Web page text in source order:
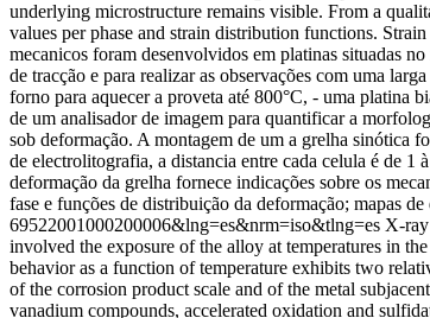
underlying microstructure remains visible. From a
values per phase and strain distribution functions.
mecanicos foram desenvolvidos em platinas situadas
de tracção e para realizar as observações com uma
forno para aquecer a proveta até 800°C, - uma platina
de um analisador de imagem para quantificar a
sob deformação. A montagem de um a grelha sinótica
de electrolitografia, a distancia entre cada celula é de
deformação da grelha fornece indicações sobre os
fase e funções de distribuição da deformação; mapas
69522001000200006&lng=es&nrm=iso&tlng=es X-
involved the exposure of the alloy at temperatures in
behavior as a function of temperature exhibits two
of the corrosion product scale and of the metal
vanadium compounds, accelerated oxidation and